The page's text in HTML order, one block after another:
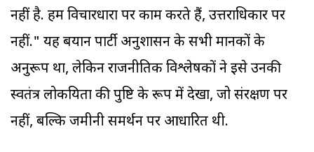
नहीं है. हम विचारधारा पर काम करते हैं, उत्तराधिकार पर
नहीं." यह बयान पार्टी अनुशासन के सभी मानकों के
अनुरूप था, लेकिन राजनीतिक विश्लेषकों ने इसे उनकी
स्वतंत्र लोकप्रियता की पुष्टि के रूप में देखा, जो संरक्षण पर
नहीं, बल्कि जमीनी समर्थन पर आधारित थी.